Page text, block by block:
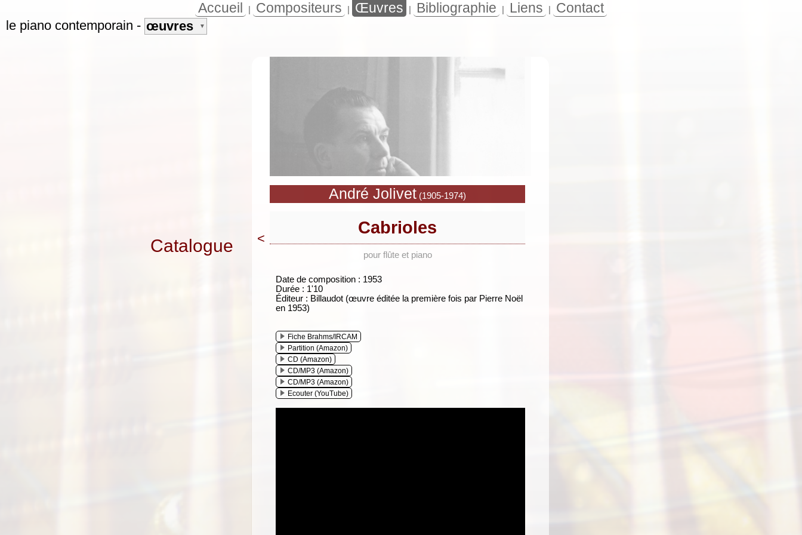
Accueil Compositeurs Œuvres Bibliographie Liens Contact
Catalogue <
André Jolivet (1905-1974)
Cabrioles
pour flûte et piano
Date de composition : 1953
Durée : 1'10
Éditeur : Billaudot (œuvre éditée la première fois par Pierre Noël
en 1953)
Fiche Brahms/IRCAM
Partition (Amazon)
CD (Amazon)
CD/MP3 (Amazon)
CD/MP3 (Amazon)
Ecouter (YouTube)
le piano contemporain - œuvres ▼